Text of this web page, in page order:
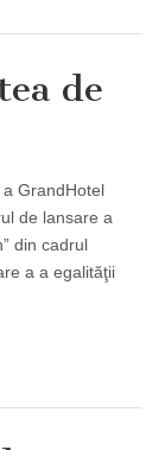
de
GrandHotel
de lansare a
din cadrul
a a egalităţii